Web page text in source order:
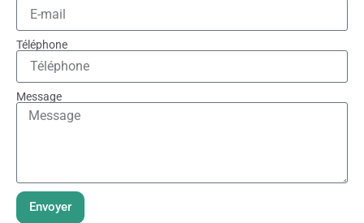
Téléphone
Message
Envoyer